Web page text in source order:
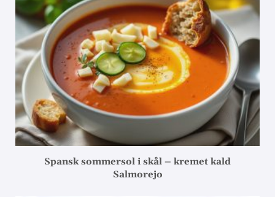
Spansk sommersol i skål – kremet kald
Salmorejo